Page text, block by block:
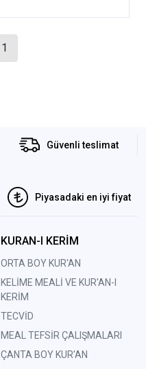
1
Güvenli teslimat
Piyasadaki en iyi fiyat
KURAN-I KERİM
ORTA BOY KUR'AN
KELİME MEALİ VE KUR'AN-I
KERİM
TECVİD
MEAL TEFSİR ÇALIŞMALARI
ÇANTA BOY KUR'AN